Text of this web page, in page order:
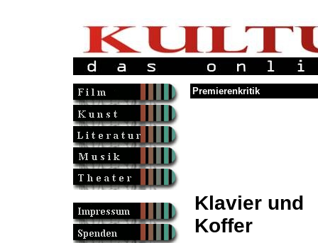
Premierenkritik
Klavier und
Koffer